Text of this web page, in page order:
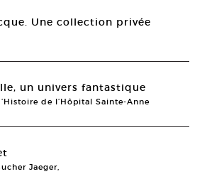
Une collection privée
un univers fantastique
de l’Hôpital Sainte-Anne
Jaeger,